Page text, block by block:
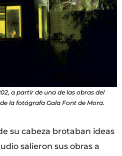
a partir de una de las obras del
de la fotógrafa Gala Font de Mora.
su cabeza brotaban ideas
salieron sus obras a